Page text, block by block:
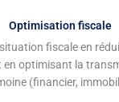
Optimisation fiscale
fiscale en
en optimisant la
(financier,